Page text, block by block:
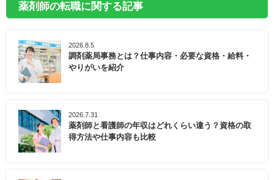
薬剤師の転職に関する記事
2026.8.5
調剤薬局事務とは？仕事内容・必要な資格・給料・
やりがいを紹介
2026.7.31
薬剤師と看護師の年収はどれくらい違う？資格の取
得方法や仕事内容も比較